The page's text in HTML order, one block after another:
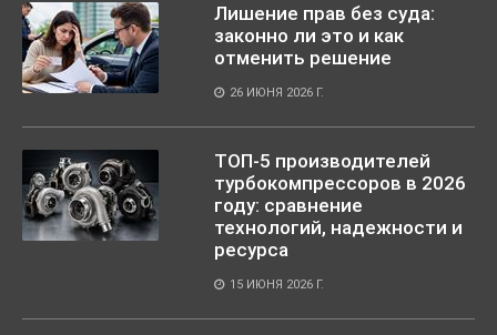
Лишение прав без суда:
законно ли это и как
отменить решение
26 ИЮНЯ 2026 Г.
ТОП-5 производителей
турбокомпрессоров в 2026
году: сравнение
технологий, надежности и
ресурса
15 ИЮНЯ 2026 Г.